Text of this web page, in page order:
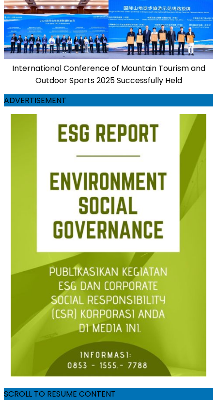
International Conference of Mountain Tourism and
Outdoor Sports 2025 Successfully Held
ADVERTISEMENT
SCROLL TO RESUME CONTENT